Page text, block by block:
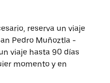
reserva un viaje
Pedro Muñoztla -
viaje hasta 90 días
momento y en